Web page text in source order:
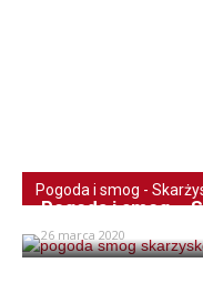
Pogoda i smog -
Pogoda i smog –
26 marca 2020